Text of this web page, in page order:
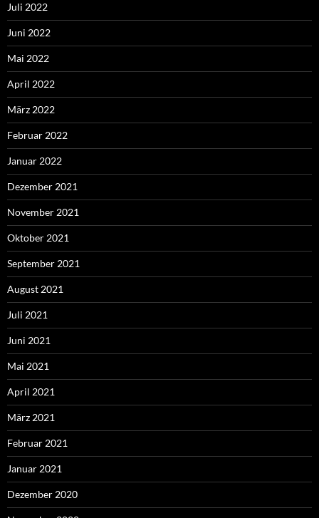
Juli 2022
Juni 2022
Mai 2022
April 2022
März 2022
Februar 2022
Januar 2022
Dezember 2021
November 2021
Oktober 2021
September 2021
August 2021
Juli 2021
Juni 2021
Mai 2021
April 2021
März 2021
Februar 2021
Januar 2021
Dezember 2020